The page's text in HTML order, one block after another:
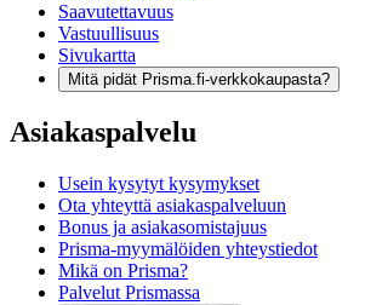
Saavutettavuus
Vastuullisuus
Sivukartta
Mitä pidät Prisma.fi-verkkokaupasta?
Asiakaspalvelu
Usein kysytyt kysymykset
Ota yhteyttä asiakaspalveluun
Bonus ja asiakasomistajuus
Prisma-myymälöiden yhteystiedot
Mikä on Prisma?
Palvelut Prismassa